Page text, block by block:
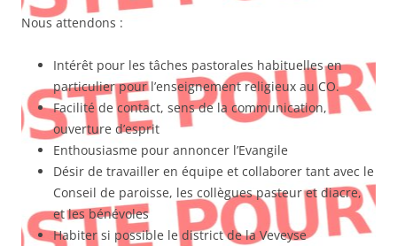
Nous attendons :
Intérêt pour les tâches pastorales habituelles en
particulier pour l’enseignement religieux au CO.
Facilité de contact, sens de la communication,
ouverture d’esprit
Enthousiasme pour annoncer l’Evangile
Désir de travailler en équipe et collaborer tant avec le
Conseil de paroisse, les collègues pasteur et diacre,
et les bénévoles
Habiter si possible le district de la Veveyse